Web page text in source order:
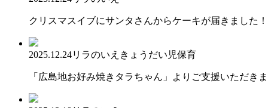
クリスマスイブにサンタさんからケーキが届きました！
2025.12.24リラのいえ きょうだい児保育
「広島地お好み焼きタラちゃん」よりご支援いただき